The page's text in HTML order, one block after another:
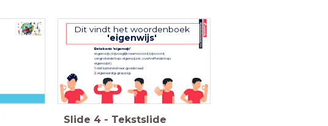
Dit vindt het woordenboek
Betekenis 'eigenwijs'
ei·gen·wijs (bijvoeglijk naamwoord, bijwoord;
vergrotende trap: eigenwijzer, overtreffende trap:
eigenwijst)
1. niet luisterend naar goede raad
2. eigenaardig-grappig
'eigenwijs'
Slide 4 - Tekstslide